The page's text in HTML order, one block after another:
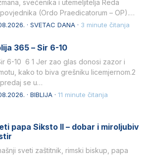
svećenika i utemeljitelja Reda
(Ordo Praedicatorum – OP).
životom, dubokom ljubavlju prema
· SVETAC DANA · 3 minute čitanja
365 – Sir 6-10
6-10 6 1 Jer zao glas donosi zazor i
kako to biva grešniku licemjernom.2
se u…
· BIBLIJA · 11 minute čitanja
papa Siksto II – dobar i miroljubiv
sveti zaštitnik, rimski biskup, papa